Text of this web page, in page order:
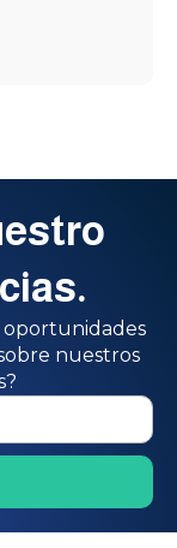
oportunidades
nuestros